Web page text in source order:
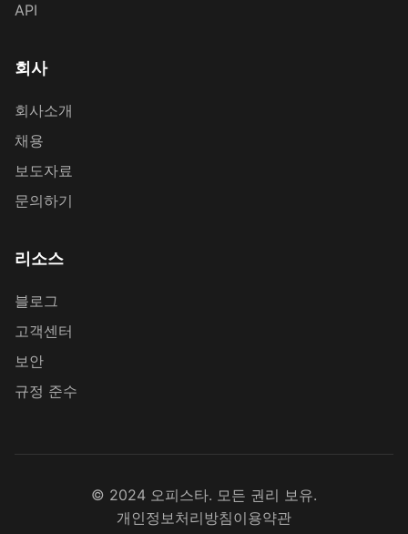
API
회사
회사소개
채용
보도자료
문의하기
리소스
블로그
고객센터
보안
규정 준수
© 2024 오피스타. 모든 권리 보유.
개인정보처리방침이용약관